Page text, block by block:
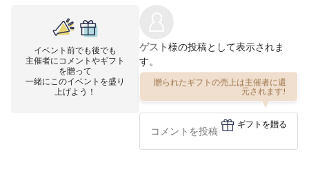
イベント前でも後でも
主催者にコメントやギフト
を贈って
一緒にこのイベントを盛り
上げよう！
ゲスト様の投稿として表示されま
す。
贈られたギフトの売上は主催者に還
元されます!
ギフトを贈る